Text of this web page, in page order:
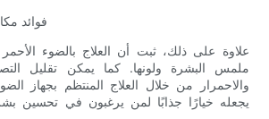
####
علاوة على ذلك، ثبت أن العلاج بالضوء
ملمس البشرة ولونها. كما يمكن تقليل
والاحمرار من خلال العلاج المنتظم بجهاز
يجعله خيارًا جذابًا لمن يرغبون في تحسين